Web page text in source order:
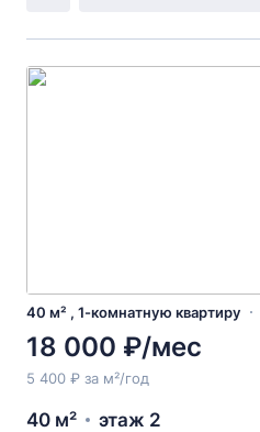
40 м² , 1-комнатную квартиру
18 000 ₽/мес
5 400 ₽ за м²/год
40 м² этаж 2